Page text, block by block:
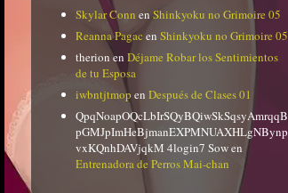
Skylar Conn en Shinkyoku no Grimoire 05
Reanna Pagac en Shinkyoku no Grimoire 05
therionen Déjame Robar los Sentimientos
de tu Esposa
iwbntjtmop en Después de Clases 01
QpqNoapOQcLbIrSQyBQiwSkSqsyAmrqqB
pGMJpImHeBjmanEXPMNUAXHLgNBynp
vxKQnhDAVjqkM 4login7 Sowen
Entrenadora de Perros Mai-chan